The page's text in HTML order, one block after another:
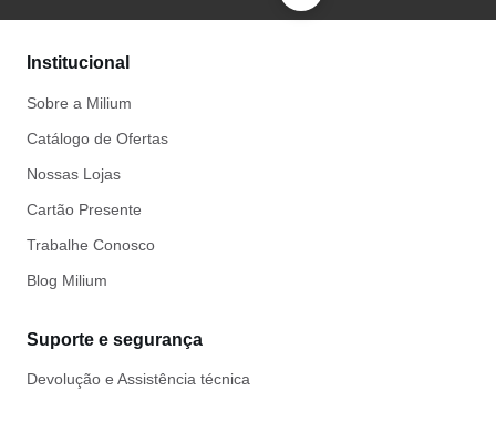
Institucional
Sobre a Milium
Catálogo de Ofertas
Nossas Lojas
Cartão Presente
Trabalhe Conosco
Blog Milium
Suporte e segurança
Devolução e Assistência técnica